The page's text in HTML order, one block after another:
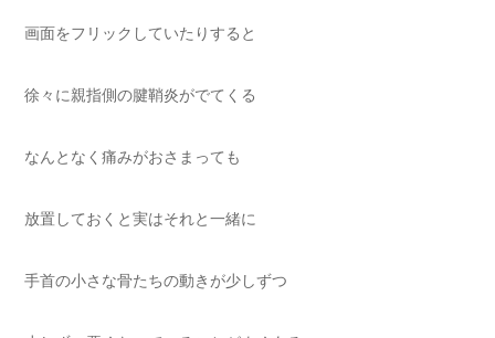
画面をフリックしていたりすると
徐々に親指側の腱鞘炎がでてくる
なんとなく痛みがおさまっても
放置しておくと実はそれと一緒に
手首の小さな骨たちの動きが少しずつ